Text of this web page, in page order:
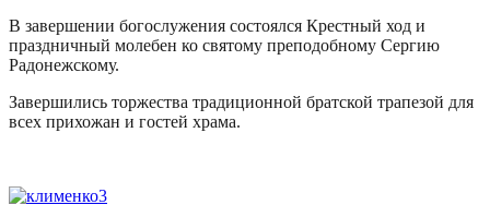
В завершении богослужения состоялся Крестный ход и
праздничный молебен ко святому преподобному Сергию
Радонежскому.
Завершились торжества традиционной братской трапезой для
всех прихожан и гостей храма.